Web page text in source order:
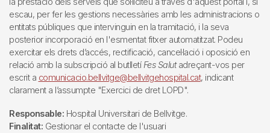
escau, per fer les gestions necessàries amb les administracions o
entitats públiques que intervinguin en la tramitació, i la seva
posterior incorporació en l'esmentat fitxer automatitzat. Podeu
exercitar els drets d’accés, rectificació, cancel·lació i oposició en
relació amb la subscripció al butlletí Fes Salutadreçant-vos per
escrit a comunicacio.bellvitge@bellvitgehospital.cat, indicant
clarament a l’assumpte "Exercici de dret LOPD".
Responsable: Hospital Universitari de Bellvitge.
Finalitat: Gestionar el contacte de l'usuari